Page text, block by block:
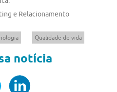
e Relacionamento
Qualidade de vida
notícia